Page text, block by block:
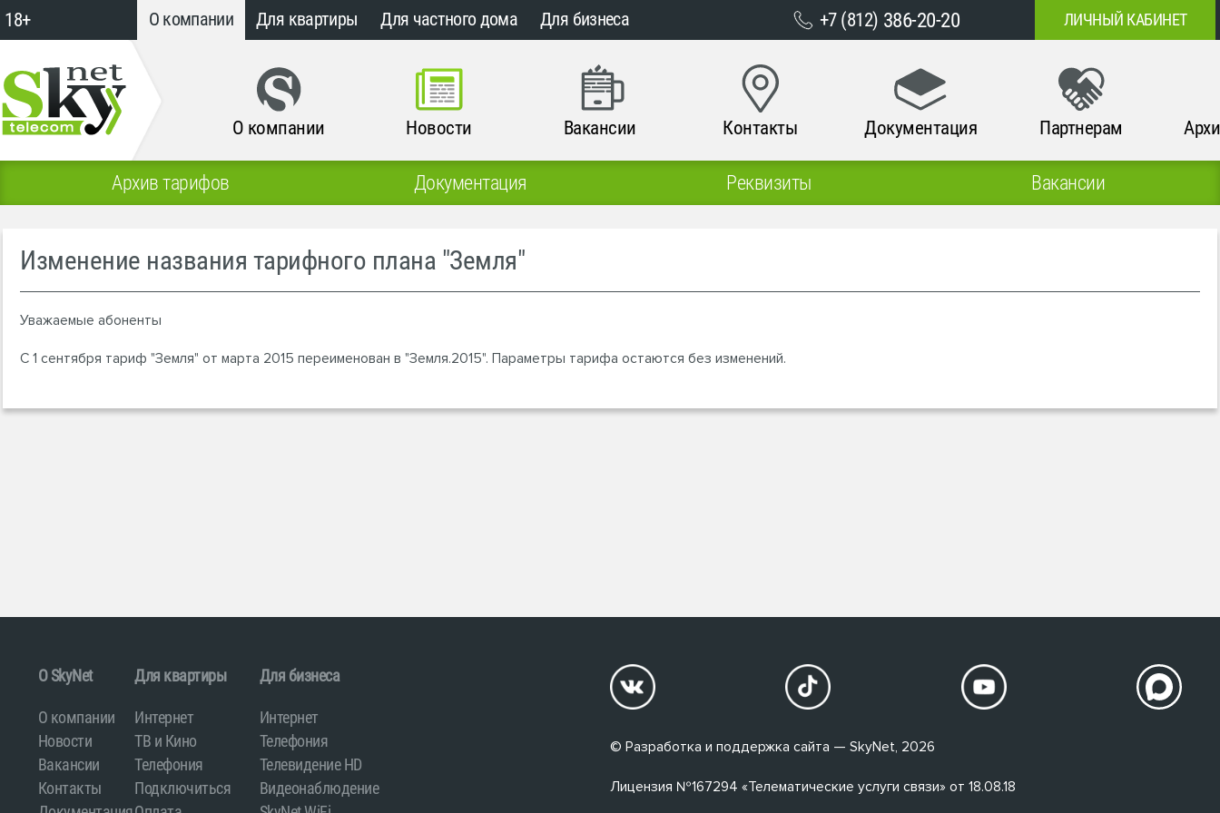
18+ О компании Для квартиры Для частного дома Для бизнеса +7 (812) 386-20-20 ЛИЧНЫЙ КАБИНЕТ
О компании Новости Вакансии Контакты Документация Партнерам
Архив тарифов Документация Реквизиты Вакансии
Изменение названия тарифного плана "Земля"
Уважаемые абоненты
С 1 сентября тариф "Земля" от марта 2015 переименован в "Земля.2015". Параметры тарифа остаются без изменений.
O SkyNet
О компании
Новости
Вакансии
Контакты
Для квартиры
Интернет
ТВ и Кино
Телефония
Подключиться
Для бизнеса
Интернет
Телефония
Телевидение HD
Видеонаблюдение
© Разработка и поддержка сайта — SkyNet, 2026
Лицензия №167294 «Телематические услуги связи» от 18.08.18